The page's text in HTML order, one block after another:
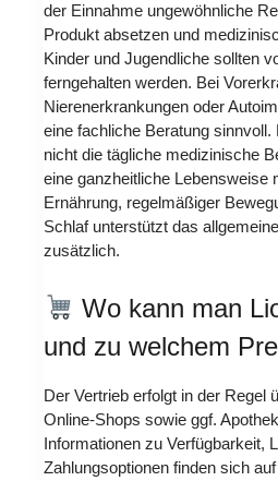
der Einnahme ungewöhnliche
Produkt absetzen und
Kinder und Jugendliche sollten
ferngehalten werden. Bei
Nierenerkrankungen oder
eine fachliche Beratung sinnvoll.
nicht die tägliche medizinische
eine ganzheitliche Lebensweise
Ernährung, regelmäßiger
Schlaf unterstützt das
zusätzlich.
Wo kann man
und zu welchem
Der Vertrieb erfolgt in der Regel
Online-Shops sowie ggf.
Informationen zu Verfügbarkeit,
Zahlungsoptionen finden sich